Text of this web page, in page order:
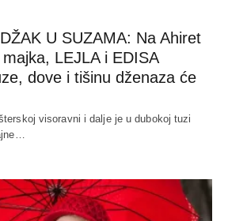
U SUZAMA: Na Ahiret
LEJLA i EDISA
dove i tišinu dženaza će
visoravni i dalje je u dubokoj tuzi